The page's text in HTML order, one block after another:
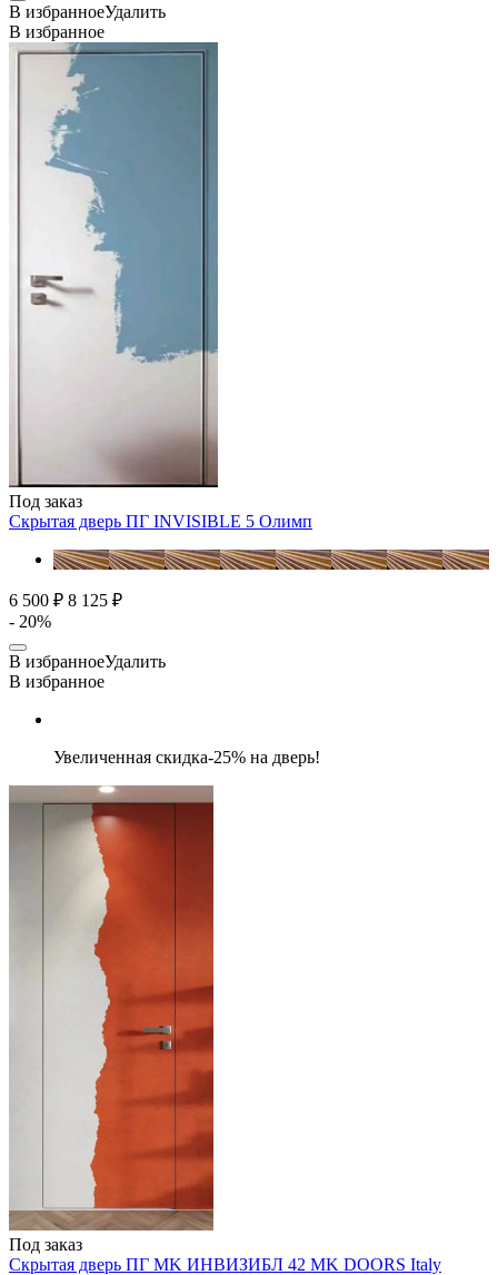
В избранноеУдалить
В избранное
Под заказ
Скрытая дверь ПГ INVISIBLE 5 Олимп
6 500 ₽ 8 125 ₽
- 20%
В избранноеУдалить
В избранное
Увеличенная скидка-25% на дверь!
Под заказ
Скрытая дверь ПГ MK ИНВИЗИБЛ 42 MK DOORS Italy